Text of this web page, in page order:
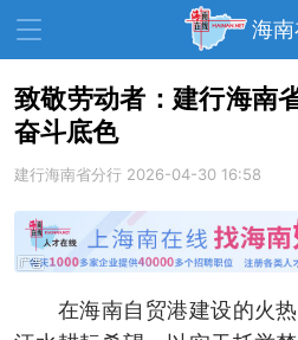
海
资讯中心
教育 健康 房产
生活 演出 活动
致敬劳动者：建行海南
奋斗底色
建行海南省分行 2026-04-30 16:58
在海南自贸港建设的火热